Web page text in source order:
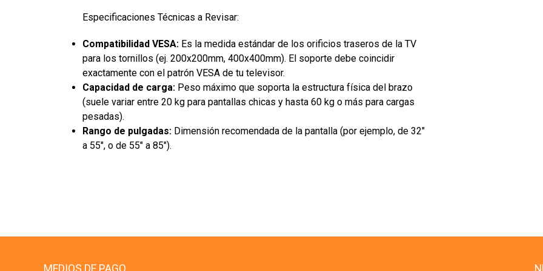
Especificaciones Técnicas a Revisar:
Compatibilidad VESA:Es la medida estándar de los orificios traseros de la TV
para los tornillos (ej. 200x200mm, 400x400mm). El soporte debe coincidir
exactamente con el patrón VESA de tu televisor.
Capacidad de carga:Peso máximo que soporta la estructura física del brazo
(suele variar entre 20 kg para pantallas chicas y hasta 60 kg o más para cargas
pesadas).
Rango de pulgadas:Dimensión recomendada de la pantalla (por ejemplo, de 32"
a 55", o de 55" a 85").